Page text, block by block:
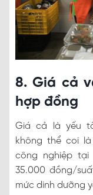
8. Giá cả
hợp đồng
Giá cả là yếu
không thể coi
công nghiệp
35.000 đồng/
mức dinh dưỡng